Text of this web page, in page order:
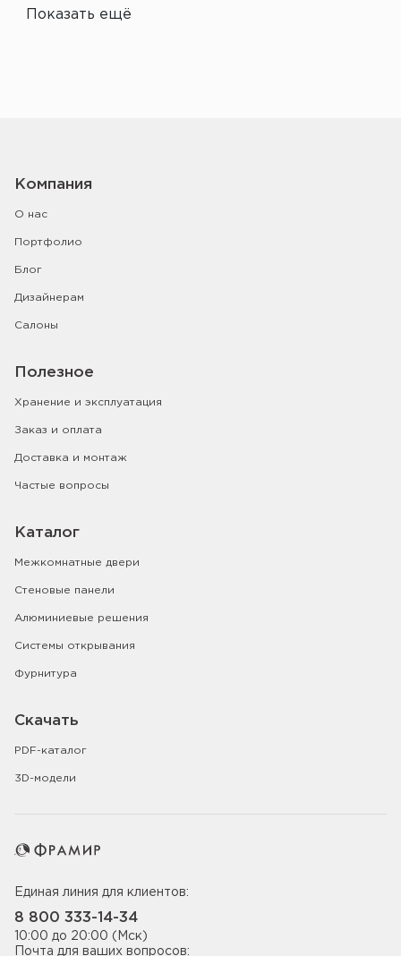
Показать ещё
Компания
О нас
Портфолио
Блог
Дизайнерам
Салоны
Полезное
Хранение и эксплуатация
Заказ и оплата
Доставка и монтаж
Частые вопросы
Каталог
Межкомнатные двери
Стеновые панели
Алюминиевые решения
Системы открывания
Фурнитура
Скачать
PDF-каталог
3D-модели
Единая линия для клиентов:
8 800 333-14-34
10:00 до 20:00 (Мск)
Почта для ваших вопросов: